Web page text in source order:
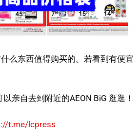
么东西值得购买的。若看到有便宜
亲自去到附近的AEON BiG 逛逛！
t.me/lcpress